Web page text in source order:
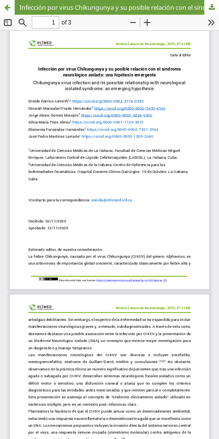
Infección por virus Chikungunya y su posible relación con el síndrome neurológico aislado: una hipótesis emergente